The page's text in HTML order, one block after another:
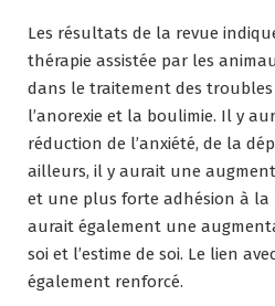
Les résultats de la revue
thérapie assistée par les
dans le traitement des
l’anorexie et la boulimie. Il y
réduction de l’anxiété, de la
ailleurs, il y aurait une
et une plus forte adhésion à la
aurait également une
soi et l’estime de soi. Le lien
également renforcé.